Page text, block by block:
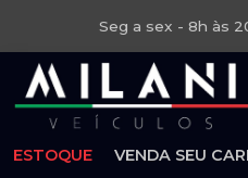
Seg a sex - 8h às
ESTOQUE VENDA SEU